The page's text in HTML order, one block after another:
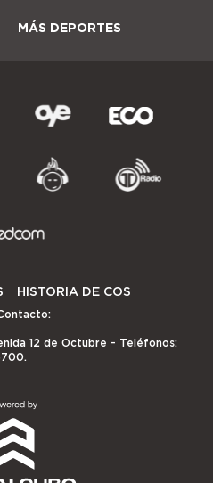
MÁS DEPORTES
HISTORIA DE COS
12 de Octubre - Teléfonos: